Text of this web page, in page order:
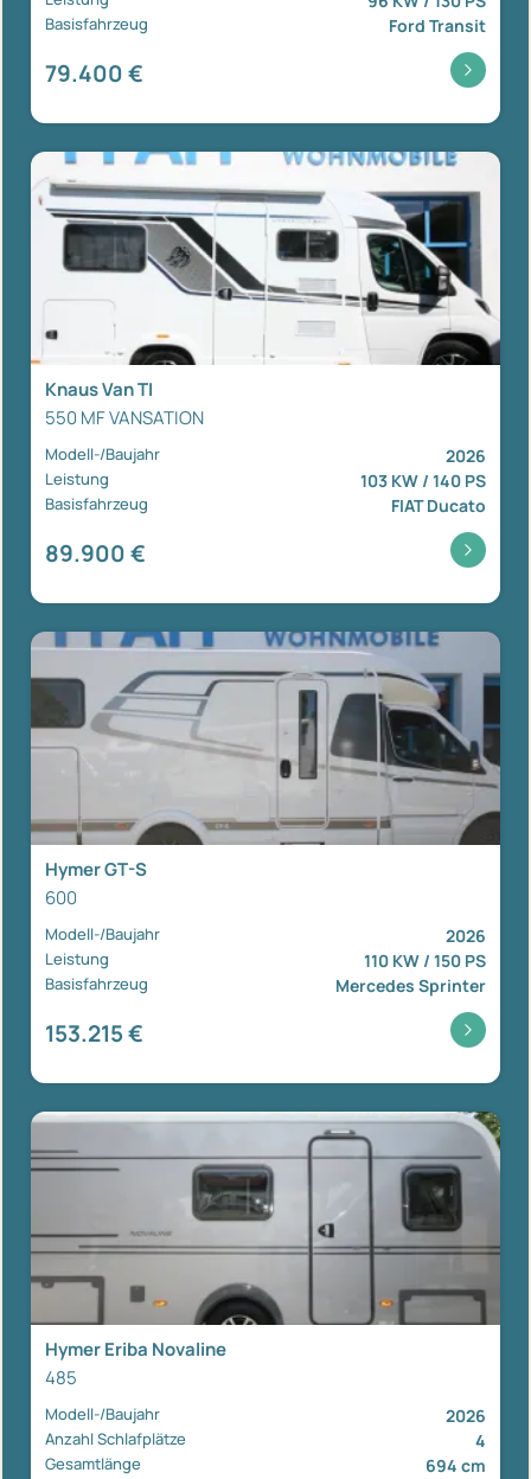
Basisfahrzeug Ford Transit
79.400 €
Knaus Van TI
550 MF VANSATION
Modell-/Baujahr 2026
Leistung 103 KW / 140 PS
Basisfahrzeug FIAT Ducato
89.900 €
Hymer GT-S
600
Modell-/Baujahr 2026
Leistung 110 KW / 150 PS
Basisfahrzeug Mercedes Sprinter
153.215 €
Hymer Eriba Novaline
485
Modell-/Baujahr 2026
Anzahl Schlafplätze 4
Gesamtlänge 694 cm